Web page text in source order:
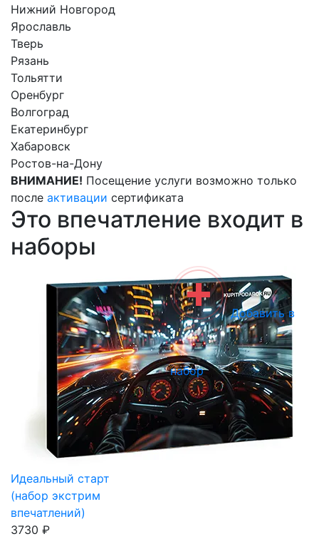
Нижний Новгород
Ярославль
Тверь
Рязань
Тольятти
Оренбург
Волгоград
Екатеринбург
Хабаровск
Ростов-на-Дону
ВНИМАНИЕ! Посещение услуги возможно только
после активации сертификата
Это впечатление входит в
наборы
Идеальный старт
(набор экстрим
впечатлений)
3730 ₽
Добавить в
набор